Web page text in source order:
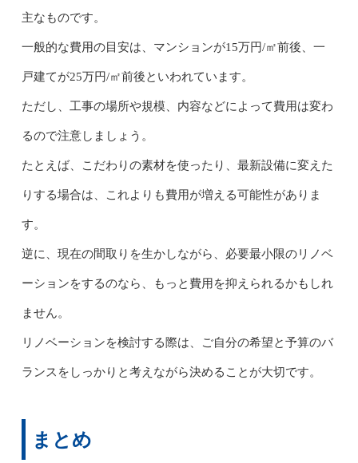
主なものです。
一般的な費用の目安は、マンションが15万円/㎡前後、一
戸建てが25万円/㎡前後といわれています。
ただし、工事の場所や規模、内容などによって費用は変わ
るので注意しましょう。
たとえば、こだわりの素材を使ったり、最新設備に変えた
りする場合は、これよりも費用が増える可能性がありま
す。
逆に、現在の間取りを生かしながら、必要最小限のリノベ
ーションをするのなら、もっと費用を抑えられるかもしれ
ません。
リノベーションを検討する際は、ご自分の希望と予算のバ
ランスをしっかりと考えながら決めることが大切です。
まとめ